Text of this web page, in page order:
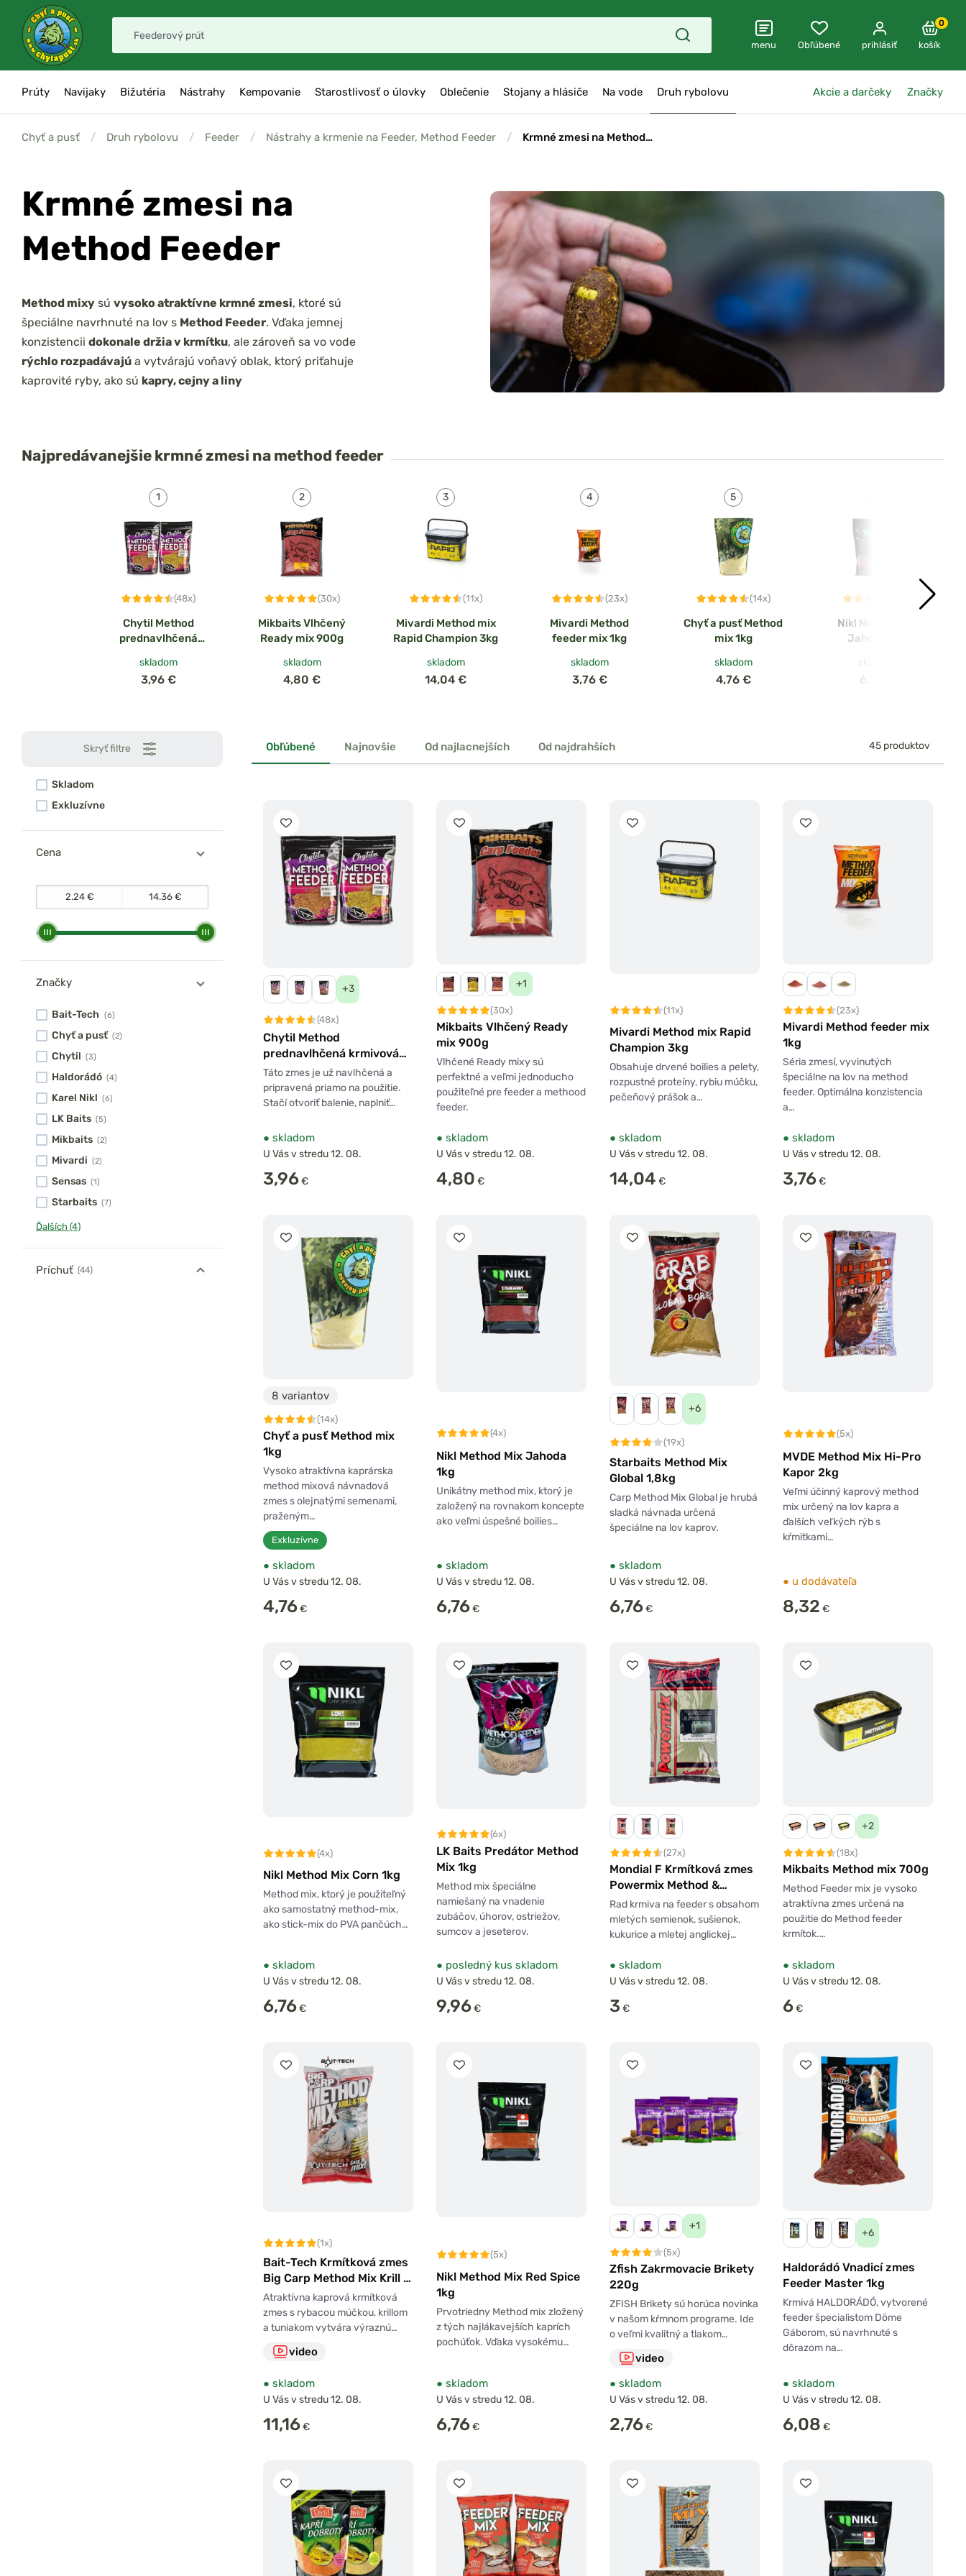
menu Obľúbené prihlásiť
0
košík
Prúty Navijaky Bižutéria Nástrahy Kempovanie Starostlivosť o úlovky Oblečenie Stojany a hlásiče Na vode Druh rybolovu Akcie a darčeky Značky
Chyť a pusť / Druh rybolovu / Feeder / Nástrahy a krmenie na Feeder, Method Feeder / Krmné zmesi na Method…
Krmné zmesi na
Method Feeder
Method mixy sú vysoko atraktívne krmné zmesi, ktoré sú
špeciálne navrhnuté na lov s Method Feeder. Vďaka jemnej
konzistencii dokonale držia v krmítku, ale zároveň sa vo vode
rýchlo rozpadávajú a vytvárajú voňavý oblak, ktorý priťahuje
kaprovité ryby, ako sú kapry, cejny a liny
Najpredávanejšie krmné zmesi na method feeder
(48x)
Chytil Method
prednavlhčená
750g
skladom
3,96 €
(30x)
Mikbaits Vlhčený
Ready mix 900g
skladom
4,80 €
(11x)
Mivardi Method mix
Rapid Champion 3kg
skladom
14,04 €
(23x)
Mivardi Method
feeder mix 1kg
skladom
3,76 €
(14x)
Chyť a pusť Method
mix 1kg
skladom
4,76 €
Nikl Method Mix
Jahoda 1kg
skladom
6,76 €
Skryť filtre
Skladom
Exkluzívne
Cena
Značky
Bait-Tech (6)
Chyť a pusť (2)
Chytil (3)
Haldorádó (4)
Karel Nikl (6)
LK Baits (5)
Mikbaits (2)
Mivardi (2)
Sensas (1)
Starbaits (7)
Ďalších (4)
Príchuť (44)
Obľúbené Najnovšie Od najlacnejších Od najdrahších 45 produktov
+3
(48x)
Chytil Method
prednavlhčená krmivová
zmes 750g
Táto zmes je už navlhčená a
pripravená priamo na použitie.
Stačí otvoriť balenie, naplniť…
● skladom
U Vás v stredu 12. 08.
3,96€
+1
(30x)
Mikbaits Vlhčený Ready
mix 900g
Vlhčené Ready mixy sú
perfektné a veľmi jednoducho
použiteľné pre feeder a methood
feeder.
● skladom
U Vás v stredu 12. 08.
4,80 €
(11x)
Mivardi Method mix Rapid
Champion 3kg
Obsahuje drvené boilies a pelety,
rozpustné proteíny, rybiu múčku,
pečeňový prášok a…
● skladom
U Vás v stredu 12. 08.
14,04 €
(23x)
Mivardi Method feeder mix
1kg
Séria zmesí, vyvinutých
špeciálne na lov na method
feeder. Optimálna konzistencia
a…
● skladom
U Vás v stredu 12. 08.
3,76€
8 variantov
(14x)
Chyť a pusť Method mix
1kg
Vysoko atraktívna kaprárska
method mixová návnadová
zmes s olejnatými semenami,
praženým…
Exkluzívne
● skladom
U Vás v stredu 12. 08.
4,76€
(4x)
Nikl Method Mix Jahoda
1kg
Unikátny method mix, ktorý je
založený na rovnakom koncepte
ako veľmi úspešné boilies…
● skladom
U Vás v stredu 12. 08.
6,76€
+6
(19x)
Starbaits Method Mix
Global 1,8kg
Carp Method Mix Global je hrubá
sladká návnada určená
špeciálne na lov kaprov.
● skladom
U Vás v stredu 12. 08.
6,76€
(5x)
MVDE Method Mix Hi-Pro
Kapor 2kg
Veľmi účinný kaprový method
mix určený na lov kapra a
ďalších veľkých rýb s
kŕmitkami…
● u dodávateľa
8,32 €
(4x)
Nikl Method Mix Corn 1kg
Method mix, ktorý je použiteľný
ako samostatný method-mix,
ako stick-mix do PVA pančúch…
● skladom
U Vás v stredu 12. 08.
6,76€
(6x)
LK Baits Predátor Method
Mix 1kg
Method mix špeciálne
namiešaný na vnadenie
zubáčov, úhorov, ostriežov,
sumcov a jeseterov.
● posledný kus skladom
U Vás v stredu 12. 08.
9,96€
(27x)
Mondial F Krmítková zmes
Powermix Method &
Feeder 1kg
Rad krmiva na feeder s obsahom
mletých semienok, sušienok,
kukurice a mletej anglickej…
● skladom
U Vás v stredu 12. 08.
3 €
+2
(18x)
Mikbaits Method mix 700g
Method Feeder mix je vysoko
atraktívna zmes určená na
použitie do Method feeder
krmítok.…
● skladom
U Vás v stredu 12. 08.
6€
(1x)
Bait-Tech Krmítková zmes
Big Carp Method Mix Krill &
Tuna 2kg
Atraktívna kaprová krmítková
zmes s rybacou múčkou, krillom
a tuniakom vytvára výraznú…
video
● skladom
U Vás v stredu 12. 08.
11,16€
(5x)
Nikl Method Mix Red Spice
1kg
Prvotriedny Method mix zložený
z tých najlákavejších kaprích
pochúťok. Vďaka vysokému…
● skladom
U Vás v stredu 12. 08.
6,76€
+1
(5x)
Zfish Zakrmovacie Brikety
220g
ZFISH Brikety sú horúca novinka
v našom kŕmnom programe. Ide
o veľmi kvalitný a tlakom…
video
● skladom
U Vás v stredu 12. 08.
2,76€
+6
Haldorádó Vnadicí zmes
Feeder Master 1kg
Krmivá HALDORÁDÓ, vytvorené
feeder špecialistom Döme
Gáborom, sú navrhnuté s
dôrazom na…
● skladom
U Vás v stredu 12. 08.
6,08 €